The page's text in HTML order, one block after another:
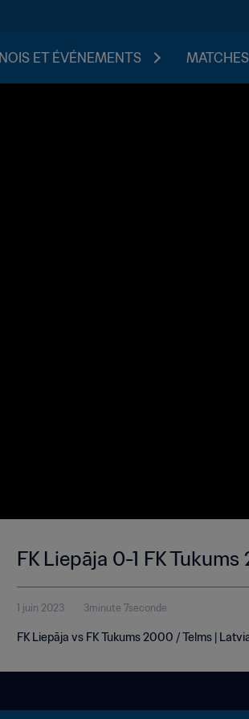
ET ÉVÉNEMENTS
FK Liepāja 0-1 FK
1 juin 2023 3minute 7seconde
FK Liepāja vs FK Tukums 2000 / Telms |